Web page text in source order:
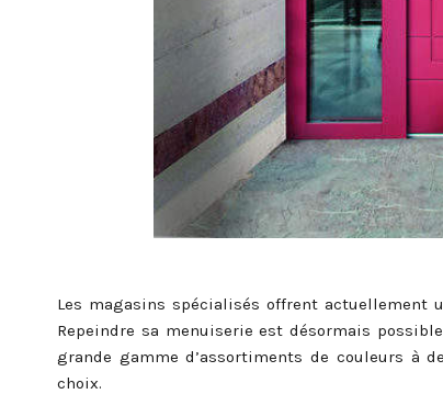
Les magasins spécialisés offrent actuellement
Repeindre sa menuiserie est désormais
grande gamme d’assortiments de couleurs à
choix.